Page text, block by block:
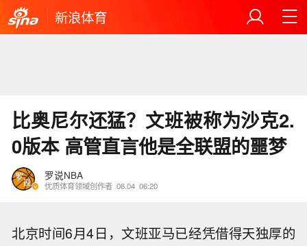
新浪体育
比奥尼尔还猛？文班被称为沙克2.
0版本 高管直言他是全联盟的噩梦
罗说NBA
优质体育领域创作者 06.04 06:20
北京时间6月4日，文班亚马已经凭借得天独厚的